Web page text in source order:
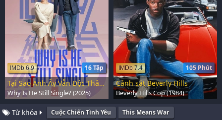
16 Tập
IMDb 6.9
Tại Sao Anh Ấy Vẫn Độc Thân?
Why Is He Still Single? (2025)
105 Phút
IMDb 7.4
Cảnh sát Beverly Hills
Beverly Hills Cop (1984)
Từ khóa Cuộc Chiến Tình Yêu This Means War